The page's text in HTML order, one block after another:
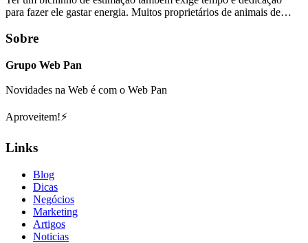
para fazer ele gastar energia. Muitos proprietários de animais de…
Sobre
Grupo Web Pan
Novidades na Web é com o Web Pan
Aproveitem!⚡
Links
Blog
Dicas
Negócios
Marketing
Artigos
Noticias